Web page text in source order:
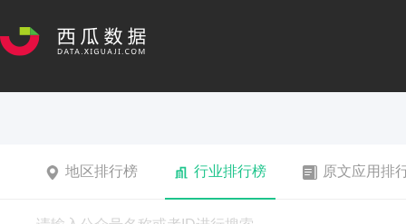
地区排行榜 行业排行榜 原文应用排